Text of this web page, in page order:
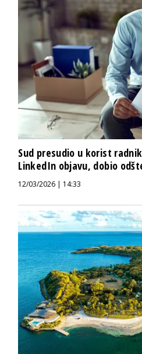
Sud presudio u korist
LinkedIn objavu, dobio
12/03/2026 | 14:33